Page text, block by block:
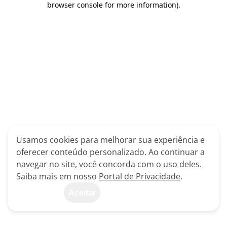
browser console for more information).
Usamos cookies para melhorar sua experiência e
oferecer conteúdo personalizado. Ao continuar a
navegar no site, você concorda com o uso deles.
Saiba mais em nosso Portal de Privacidade.